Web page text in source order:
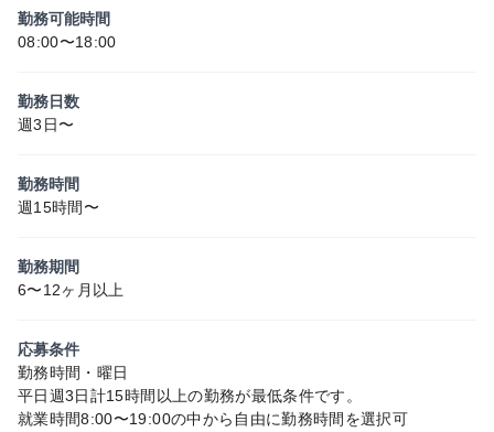
勤務可能時間
08:00〜18:00
勤務日数
週3日〜
勤務時間
週15時間〜
勤務期間
6〜12ヶ月以上
応募条件
勤務時間・曜日
平日週3日計15時間以上の勤務が最低条件です。
就業時間8:00〜19:00の中から自由に勤務時間を選択可